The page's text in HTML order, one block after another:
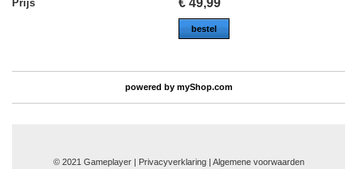
Prijs
€ 49,99
bestel
powered by myShop.com
© 2021 Gameplayer | Privacyverklaring | Algemene voorwaarden